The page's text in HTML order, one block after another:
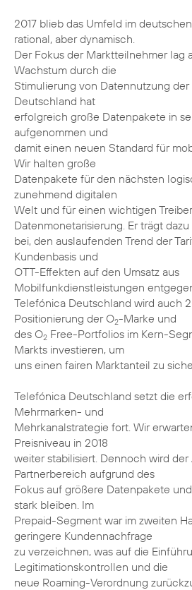
2017 blieb das Umfeld im
rational, aber dynamisch.
Der Fokus der Marktteilnehmer lag
Wachstum durch die
Stimulierung von Datennutzung
Deutschland hat
erfolgreich große Datenpakete in
aufgenommen und
damit einen neuen Standard für
Wir halten große
Datenpakete für den nächsten
zunehmend digitalen
Welt und für einen wichtigen
Datenmonetarisierung. Er trägt dazu
bei, den auslaufenden Trend der
Kundenbasis und
OTT-Effekten auf den Umsatz aus
Mobilfunkdienstleistungen
Telefónica Deutschland wird auch
Positionierung der O2-Marke und
des O2 Free-Portfolios im Kern-
Markts investieren, um
uns einen fairen Marktanteil zu
Telefónica Deutschland setzt die
Mehrmarken- und
Mehrkanalstrategie fort. Wir
Preisniveau in 2018
weiter stabilisiert. Dennoch wird der
Partnerbereich aufgrund des
Fokus auf größere Datenpakete
stark bleiben. Im
Prepaid-Segment war im zweiten
geringere Kundennachfrage
zu verzeichnen, was auf die
Legitimationskontrollen und die
neue Roaming-Verordnung